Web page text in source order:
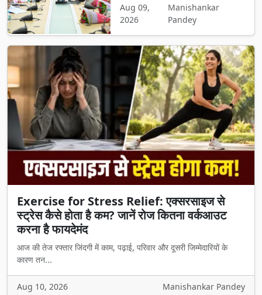
Aug 09,
2026
Manishankar
Pandey
Exercise for Stress Relief: एक्सरसाइज से
स्ट्रेस कैसे होता है कम? जानें रोज कितना वर्कआउट
करना है फायदेमंद
आज की तेज रफ्तार जिंदगी में काम, पढ़ाई, परिवार और दूसरी जिम्मेदारियों के
कारण तन...
Aug 10, 2026 Manishankar Pandey